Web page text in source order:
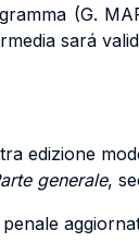
(G.
sará
edizione
generale,